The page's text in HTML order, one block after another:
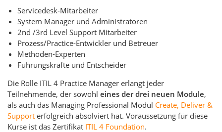
Servicedesk-Mitarbeiter
System Manager und Administratoren
2nd /3rd Level Support Mitarbeiter
Prozess/Practice-Entwickler und Betreuer
Methoden-Experten
Führungskräfte und Entscheider
Die Rolle ITIL 4 Practice Manager erlangt jeder
Teilnehmende, der sowohl eines der drei neuen Module,
als auch das Managing Professional Modul Create, Deliver &
Support erfolgreich absolviert hat. Voraussetzung für diese
Kurse ist das Zertifikat ITIL 4 Foundation.